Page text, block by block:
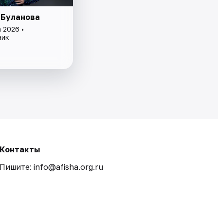
2026 •
Контакты
Пишите: info@afisha.org.ru